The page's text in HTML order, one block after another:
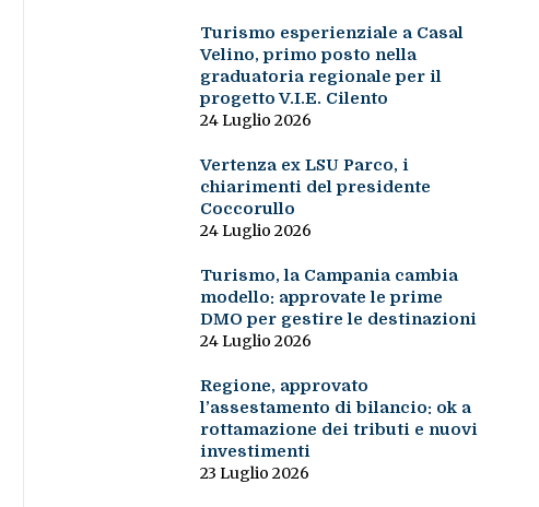
Turismo esperienziale a Casal
Velino, primo posto nella
graduatoria regionale per il
progetto V.I.E. Cilento
24 Luglio 2026
Vertenza ex LSU Parco, i
chiarimenti del presidente
Coccorullo
24 Luglio 2026
Turismo, la Campania cambia
modello: approvate le prime
DMO per gestire le destinazioni
24 Luglio 2026
Regione, approvato
l’assestamento di bilancio: ok a
rottamazione dei tributi e nuovi
investimenti
23 Luglio 2026